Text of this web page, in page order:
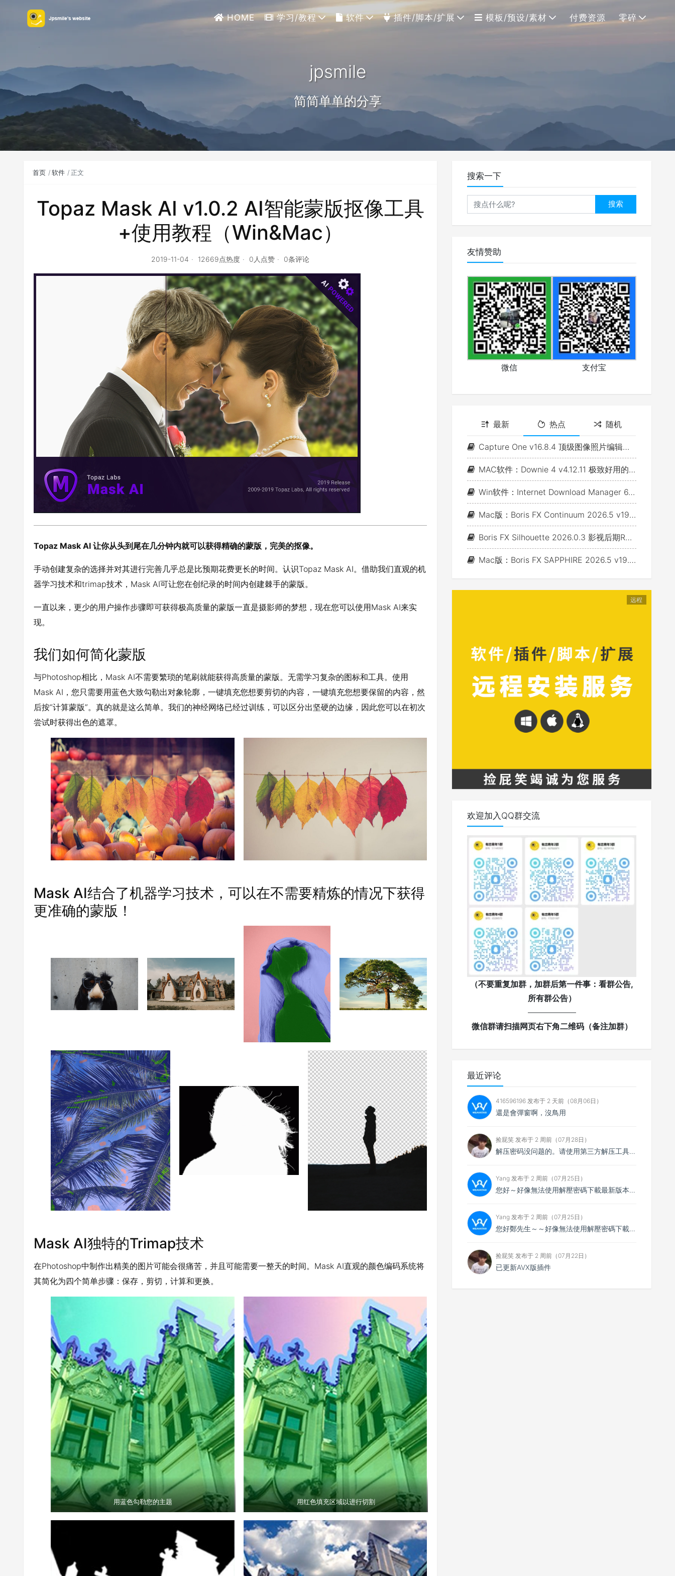
HOME 学习/教程 软件 插件/脚本/扩展 模板/预设/素材 付费资源 零碎
jpsmile
简简单单的分享
首页 软件 正文
Topaz Mask AI v1.0.2 AI智能蒙版抠像工具
+使用教程（Win&Mac）
2019-11-04 12669点热度 0人点赞 0条评论
Topaz Mask AI 让你从头到尾在几分钟内就可以获得精确的蒙版，完美的抠像。
手动创建复杂的选择并对其进行完善几乎总是比预期花费更长的时间。认识Topaz Mask AI。借助我们直观的机
器学习技术和trimap技术，Mask AI可让您在创纪录的时间内创建棘手的蒙版。
一直以来，更少的用户操作步骤即可获得极高质量的蒙版一直是摄影师的梦想，现在您可以使用Mask AI来实
现。
我们如何简化蒙版
与Photoshop相比，Mask AI不需要繁琐的笔刷就能获得高质量的蒙版。无需学习复杂的图标和工具。使用
Mask AI，您只需要用蓝色大致勾勒出对象轮廓，一键填充您想要剪切的内容，一键填充您想要保留的内容，然
后按“计算蒙版”。真的就是这么简单。我们的神经网络已经过训练，可以区分出坚硬的边缘，因此您可以在初次
尝试时获得出色的遮罩。
Mask AI结合了机器学习技术，可以在不需要精炼的情况下获得
更准确的蒙版！
Mask AI独特的Trimap技术
在Photoshop中制作出精美的图片可能会很痛苦，并且可能需要一整天的时间。Mask AI直观的颜色编码系统将
其简化为四个简单步骤：保存，剪切，计算和更换。
用蓝色勾勒您的主题 用红色填充区域以进行切割
搜索一下
搜索
友情赞助
微信 支付宝
最新 热点 随机
Capture One v16.8.4 顶级图像照片编辑软件(Win&Mac)
MAC软件：Downie 4 v4.12.11 极致好用的视频下载利器
Win软件：Internet Download Manager 6.43 Build 7 - 网络资源下载神器IDM_支持下载各类网站视音频
Mac版：Boris FX Continuum 2026.5 v19.5.4_BCC视频特效及转场套装 For AE/PR/FCP/Motion/Avid/OFX(Fusion/ Resolve/Nukex等)
Boris FX Silhouette 2026.0.3 影视后期Roto抠像Paint视效合成软件+Adobe/OFX插件 (Win&Mac&Linux)
Mac版：Boris FX SAPPHIRE 2026.5 v19.5 蓝宝石视效插件_For AE/PR/Avid/OFX(Nuke/Resolve/Fusion等)
远程
欢迎加入QQ群交流
（不要重复加群，加群后第一件事：看群公告,
所有群公告）
——————
微信群请扫描网页右下角二维码（备注加群）
最近评论
416596196 发布于 2 天前（08月06日）
還是會彈窗啊，沒鳥用
捡屁笑 发布于 2 周前（07月28日）
解压密码没问题的。请使用第三方解压工具解压，比如7zip
Yang 发布于 2 周前（07月25日）
您好～好像無法使用解壓密碼下載最新版本，想請您看看
Yang 发布于 2 周前（07月25日）
您好鄭先生～～好像無法使用解壓密碼下載最新的4.0.4版本，不知能否請你協助排除障礙～
捡屁笑 发布于 2 周前（07月22日）
已更新AVX版插件